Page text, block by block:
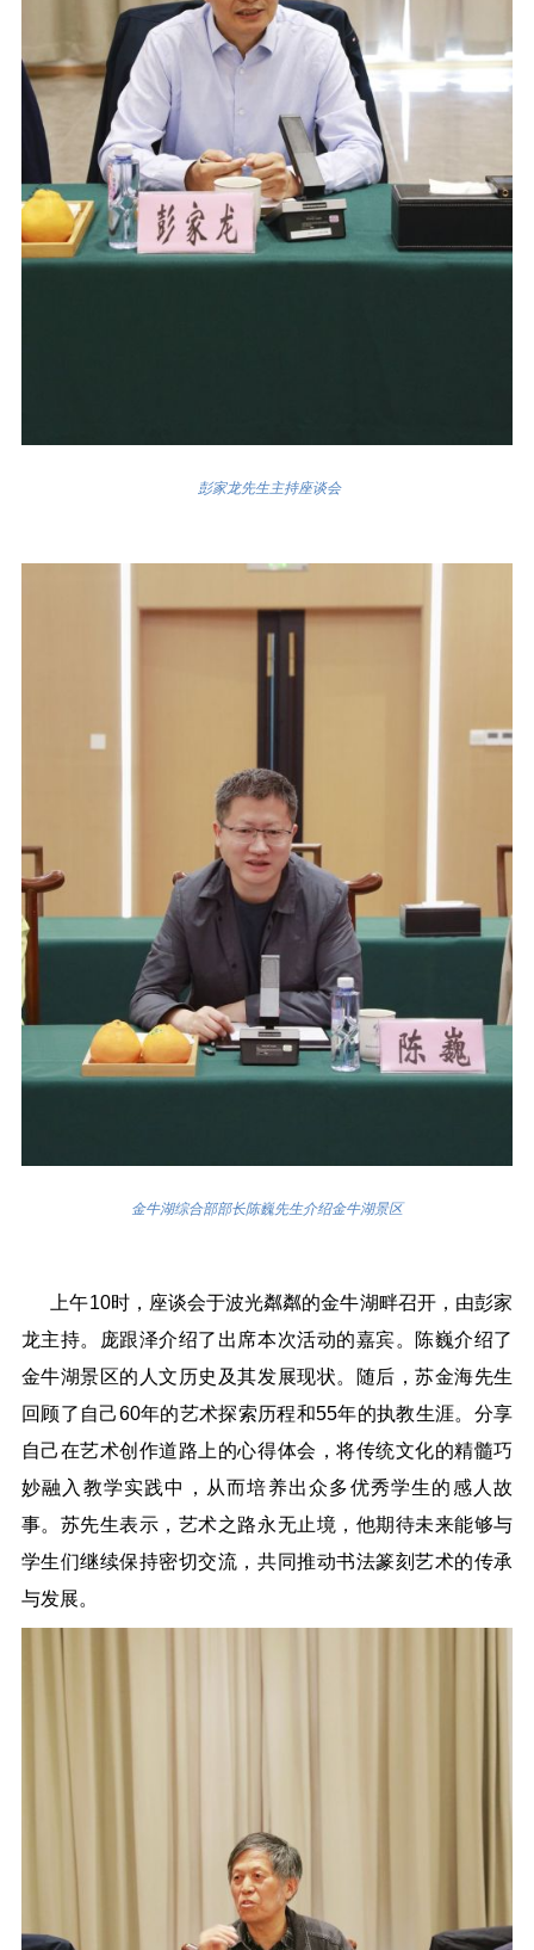
彭家龙先生主持座谈会
金牛湖综合部部长陈巍先生介绍金牛湖景区
上午10时，座谈会于波光粼粼的金牛湖畔召开，由彭家
龙主持。庞跟泽介绍了出席本次活动的嘉宾。陈巍介绍了
金牛湖景区的人文历史及其发展现状。随后，苏金海先生
回顾了自己60年的艺术探索历程和55年的执教生涯。分享
自己在艺术创作道路上的心得体会，将传统文化的精髓巧
妙融入教学实践中，从而培养出众多优秀学生的感人故
事。苏先生表示，艺术之路永无止境，他期待未来能够与
学生们继续保持密切交流，共同推动书法篆刻艺术的传承
与发展。